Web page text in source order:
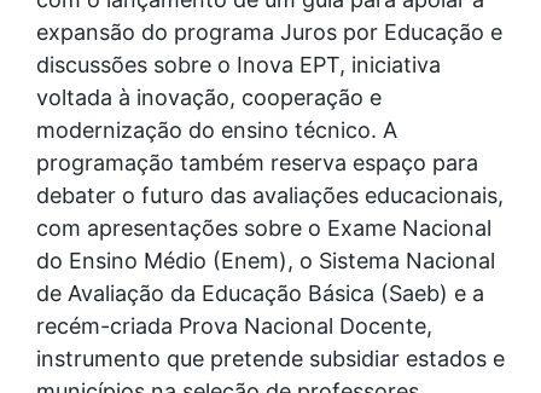
expansão do programa Juros por Educação e
discussões sobre o Inova EPT, iniciativa
voltada à inovação, cooperação e
modernização do ensino técnico. A
programação também reserva espaço para
debater o futuro das avaliações educacionais,
com apresentações sobre o Exame Nacional
do Ensino Médio (Enem), o Sistema Nacional
de Avaliação da Educação Básica (Saeb) e a
recém-criada Prova Nacional Docente,
instrumento que pretende subsidiar estados e